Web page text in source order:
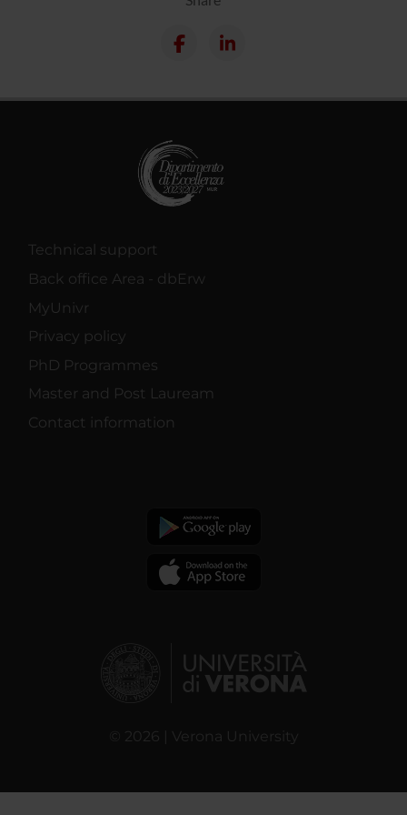
Technical support
Back office Area - dbErw
MyUnivr
Privacy policy
PhD Programmes
Master and Post Lauream
Contact information
© 2026 | Verona University